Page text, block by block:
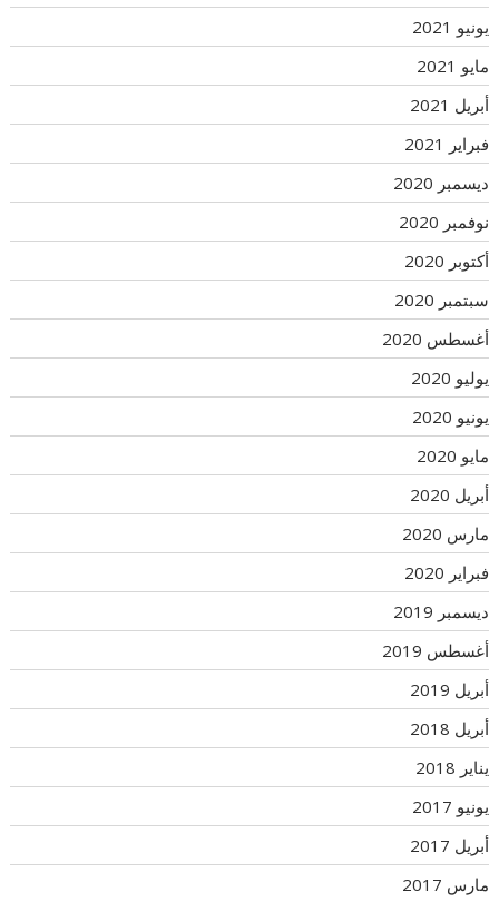
يونيو 2021
مايو 2021
أبريل 2021
فبراير 2021
ديسمبر 2020
نوفمبر 2020
أكتوبر 2020
سبتمبر 2020
أغسطس 2020
يوليو 2020
يونيو 2020
مايو 2020
أبريل 2020
مارس 2020
فبراير 2020
ديسمبر 2019
أغسطس 2019
أبريل 2019
أبريل 2018
يناير 2018
يونيو 2017
أبريل 2017
مارس 2017